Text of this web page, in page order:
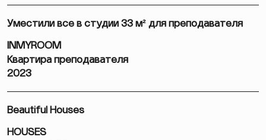
Уместили все в студии 33 м² для преподавателя
INMYROOM
Квартира преподавателя
2023
Beautiful Houses
HOUSES